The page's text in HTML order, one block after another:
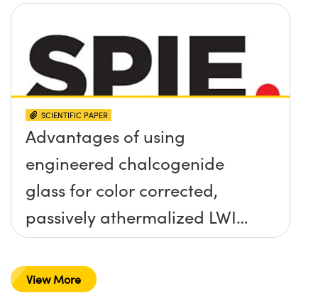
SCIENTIFIC PAPER
Advantages of using
engineered chalcogenide
glass for color corrected,
passively athermalized LWIR
imaging systems
View More